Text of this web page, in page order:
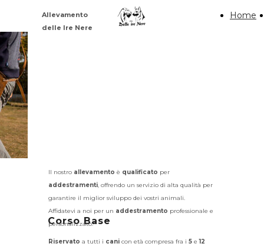
Allevamento
delle Ire Nere
Home
Il nostro allevamento è qualificato per
addestramenti, offrendo un servizio di alta qualità per
garantire il miglior sviluppo dei vostri animali.
Affidatevi a noi per un addestramento professionale e
personalizzato.
Corso Base
Riservato a tutti i cani con età compresa fra i 5 e12